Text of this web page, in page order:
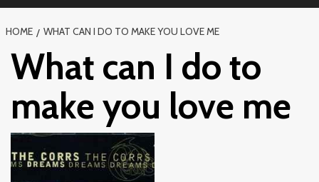
HOME WHAT CAN I DO TO MAKE YOU LOVE ME
What can I do to
make you love me